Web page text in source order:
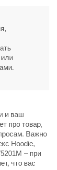
и ваш
про товар,
Важно
Hoodie,
– при
что вас